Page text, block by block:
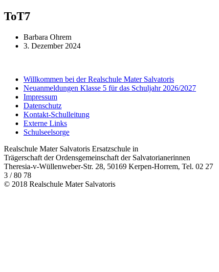
ToT7
Barbara Ohrem
3. Dezember 2024
Willkommen bei der Realschule Mater Salvatoris
Neuanmeldungen Klasse 5 für das Schuljahr 2026/2027
Impressum
Datenschutz
Kontakt-Schulleitung
Externe Links
Schulseelsorge
Realschule Mater Salvatoris Ersatzschule in
Trägerschaft der Ordensgemeinschaft der Salvatorianerinnen
Theresia-v-Wüllenweber-Str. 28, 50169 Kerpen-Horrem, Tel. 02 27
3 / 80 78
© 2018 Realschule Mater Salvatoris